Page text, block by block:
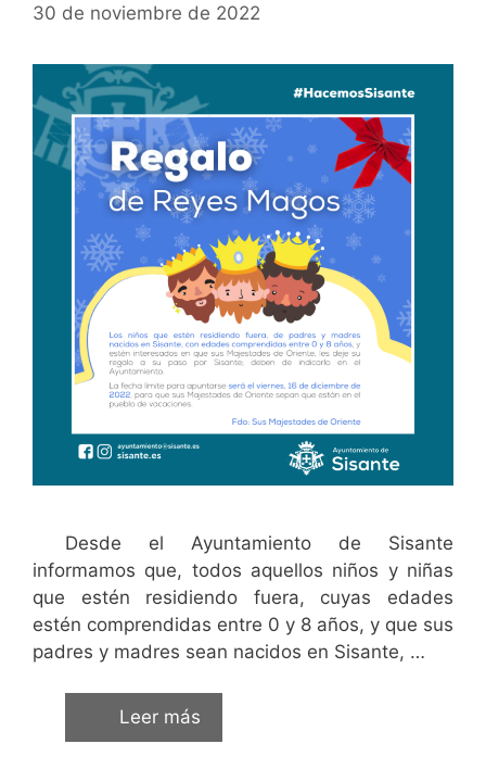
30 de noviembre de 2022
Desde el Ayuntamiento de Sisante
informamos que, todos aquellos niños y niñas
que estén residiendo fuera, cuyas edades
estén comprendidas entre 0 y 8 años, y que sus
padres y madres sean nacidos en Sisante, …
Leer más